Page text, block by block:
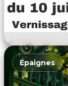
Épaignes